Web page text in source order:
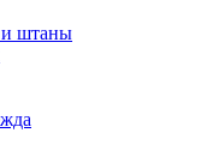
и штаны